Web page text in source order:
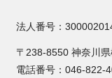
法人番号：
〒238-8550 神奈川
電話番号：046-822-